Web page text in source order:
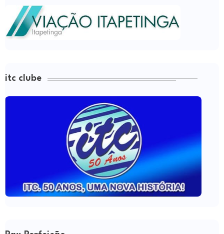
itc clube